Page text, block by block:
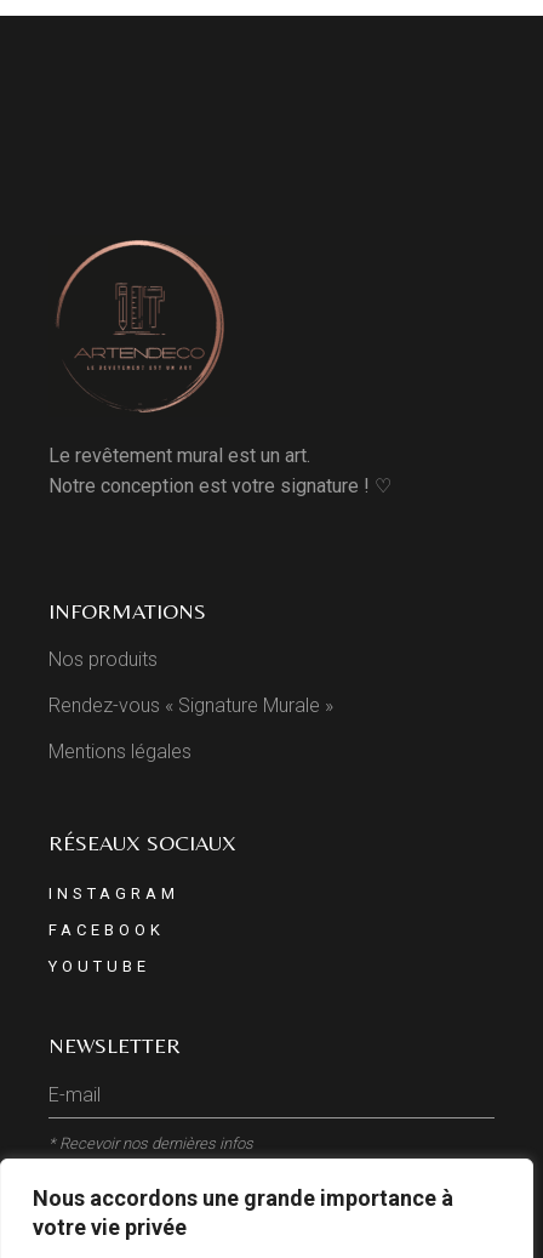
Nous accordons une grande importance à
votre vie privée
Le revêtement mural est un art.
Notre conception est votre signature ! ♡
INFORMATIONS
Nos produits
Rendez-vous « Signature Murale »
Mentions légales
RÉSEAUX SOCIAUX
INSTAGRAM
FACEBOOK
YOUTUBE
NEWSLETTER
* Recevoir nos dernières infos
ENVOYER